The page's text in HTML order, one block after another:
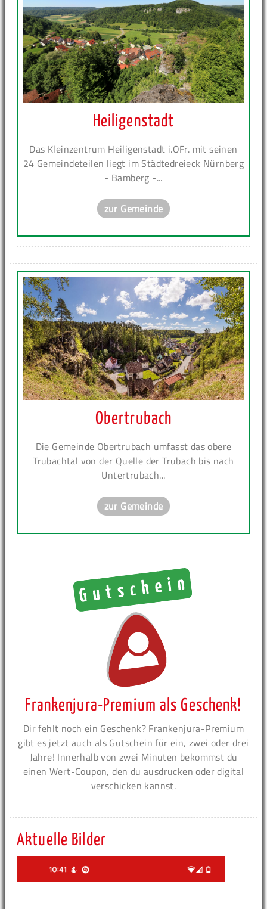
Heiligenstadt
Das Kleinzentrum Heiligenstadt i.OFr. mit seinen
24 Gemeindeteilen liegt im Städtedreieck Nürnberg
- Bamberg -...
zur Gemeinde
Obertrubach
Die Gemeinde Obertrubach umfasst das obere
Trubachtal von der Quelle der Trubach bis nach
Untertrubach...
zur Gemeinde
Frankenjura-Premium als Geschenk!
Dir fehlt noch ein Geschenk? Frankenjura-Premium
gibt es jetzt auch als Gutschein für ein, zwei oder drei
Jahre! Innerhalb von zwei Minuten bekommst du
einen Wert-Coupon, den du ausdrucken oder digital
verschicken kannst.
Aktuelle Bilder